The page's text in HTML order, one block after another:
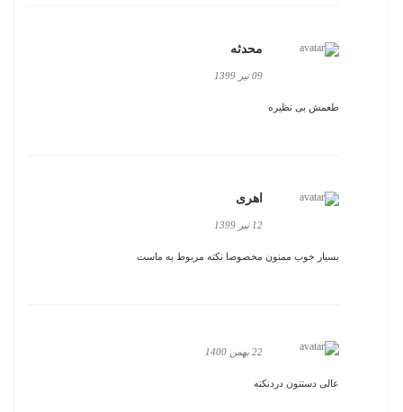
محدثه
09 تیر 1399
طعمش بی نظیره
اهری
12 تیر 1399
بسیار خوب ممنون مخصوصا نکته مربوط به ماست
22 بهمن 1400
عالی دستتون دردنکنه